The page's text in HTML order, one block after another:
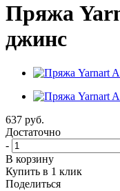
Пряжа
джинс
637 руб.
Достаточно
-
В корзину
Купить в 1 клик
Поделиться